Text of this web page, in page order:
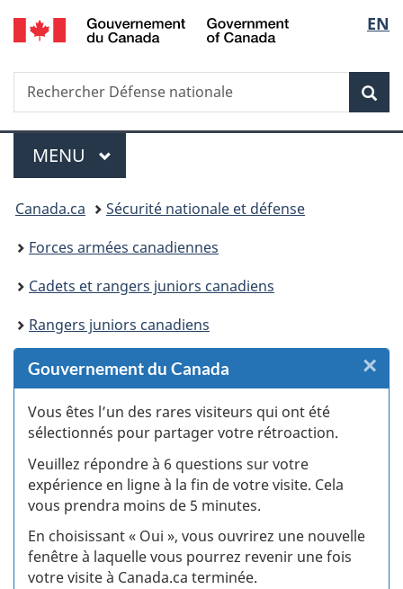
Passer
au
des
Passer
au
principal
Passer
à
Au
du
Passer
à
version
simplifiée
de
la
EN
Recherche
Rechercher
Défense
Menu
MENU PRINCIPAL
Vous
êtes
ici :
Canada.ca
Sécurité nationale et défense
Forces armées canadiennes
Cadets et rangers juniors canadiens
Rangers juniors canadiens
Gouvernement du Canada
Vous êtes l’un des rares visiteurs qui ont été
sélectionnés pour partager votre rétroaction.
Veuillez répondre à 6 questions sur votre
expérience en ligne à la fin de votre visite. Cela
vous prendra moins de 5 minutes.
En choisissant « Oui », vous ouvrirez une nouvelle
fenêtre à laquelle vous pourrez revenir une fois
votre visite à Canada.ca terminée.
×